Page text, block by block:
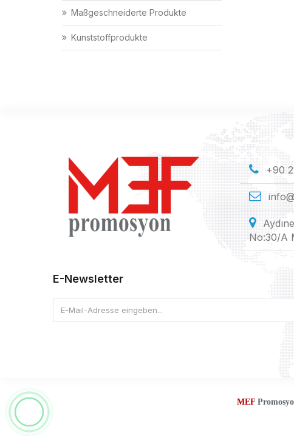
Maßgeschneiderte Produkte
Kunststoffprodukte
+90
No:30/A
E-Newsletter
MEF